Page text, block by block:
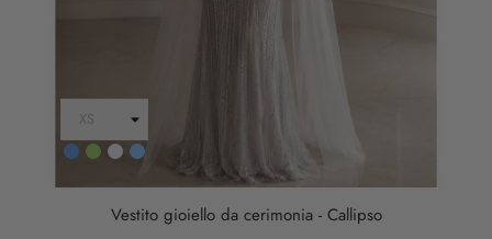
Blu VerdeARGENTO
AZZURRO
Vestito gioiello da cerimonia - Callipso